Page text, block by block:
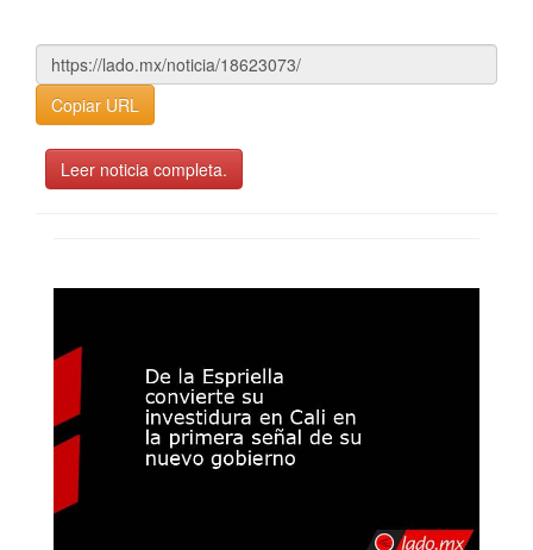
Copiar URL
Leer noticia completa.